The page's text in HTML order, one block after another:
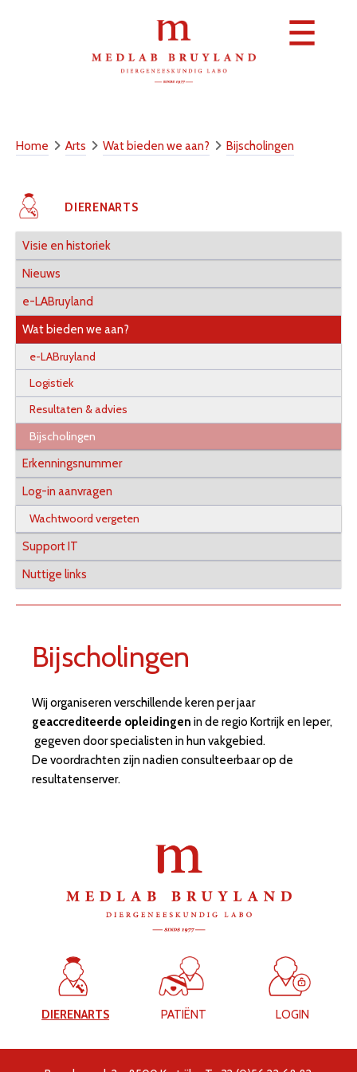
PATIËNT CONTACT
Home Arts Wat bieden we aan? Bijscholingen
DIERENARTS
Visie en historiek
Nieuws
e-LABruyland
Wat bieden we aan?
e-LABruyland
Logistiek
Resultaten & advies
Bijscholingen
Erkenningsnummer
Log-in aanvragen
Wachtwoord vergeten
Support IT
Nuttige links
Bijscholingen
Wij organiseren verschillende keren per jaar
geaccrediteerde opleidingen in de regio Kortrijk en Ieper,
gegeven door specialisten in hun vakgebied.
De voordrachten zijn nadien consulteerbaar op de
resultatenserver.
DIERENARTS PATIËNT LOGIN